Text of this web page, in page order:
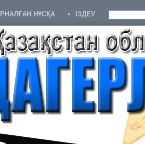
НҰСҚА IЗДЕУ